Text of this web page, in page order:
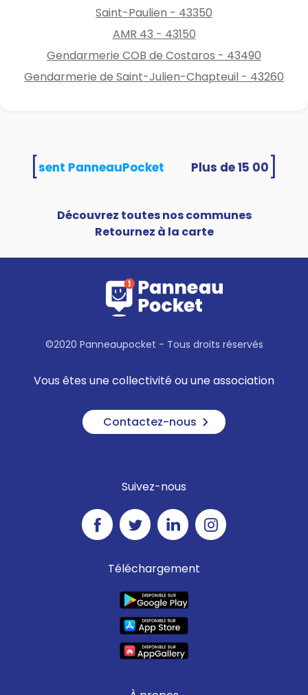
Saint-Paulien - 43350
AMR 43 - 43150
Gendarmerie COB de Costaros - 43490
Gendarmerie de Saint-Julien-Chapteuil - 43260
utilisent PanneauPocket
Découvrez toutes nos communes
Retournez à la carte
©2020 Panneaupocket - Tous droits réservés
Vous êtes une collectivité ou une association
Contactez-nous
Suivez-nous
Téléchargement